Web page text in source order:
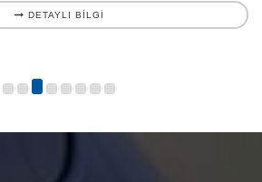
DETAYLI BILGI